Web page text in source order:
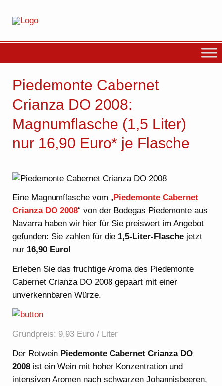
Piedemonte Cabernet
Crianza DO 2008:
Magnumflasche (1,5 Liter)
nur 16,90 Euro* je Flasche
Eine Magnumflasche vom „ Piedemonte Cabernet
Crianza DO 2008“ von der Bodegas Piedemonte aus
Navarra haben wir hier für Sie preiswert im Angebot
gefunden: Sie zahlen für die 1,5-Liter-Flasche jetzt
nur 16,90 Euro!
Erleben Sie das fruchtige Aroma des Piedemonte
Cabernet Crianza DO 2008 gepaart mit einer
unverkennbaren Würze.
Grundpreis: 9,93 Euro / Liter
Der Rotwein Piedemonte Cabernet Crianza DO
2008 ist ein Wein mit hoher Konzentration und
intensiven Aromen nach schwarzen Johannisbeeren,